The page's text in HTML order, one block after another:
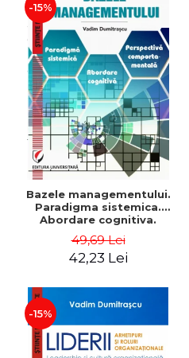
-15%
Bazele managementului.
Paradigma sistemica.
Abordare cognitiva.
comportamentala - Vadim
Dumitrascu
49,69 Lei
42,23 Lei
-15%